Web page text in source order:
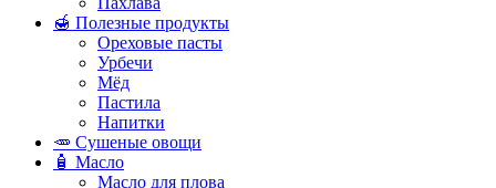
🍯 Полезные продукты
Ореховые пасты
Урбечи
Мёд
Пастила
Напитки
🥕 Сушеные овощи
🧴 Масло
Масло для плова